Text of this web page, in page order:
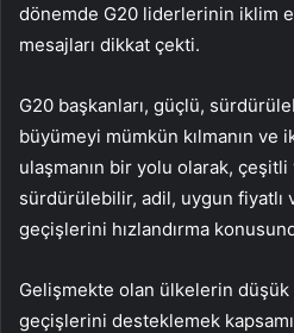
dönemde G20 liderlerinin iklim
mesajları dikkat çekti.
G20 başkanları, güçlü,
büyümeyi mümkün kılmanın ve
ulaşmanın bir yolu olarak,
sürdürülebilir, adil, uygun fiyatlı
geçişlerini hızlandırma
Gelişmekte olan ülkelerin
geçişlerini desteklemek